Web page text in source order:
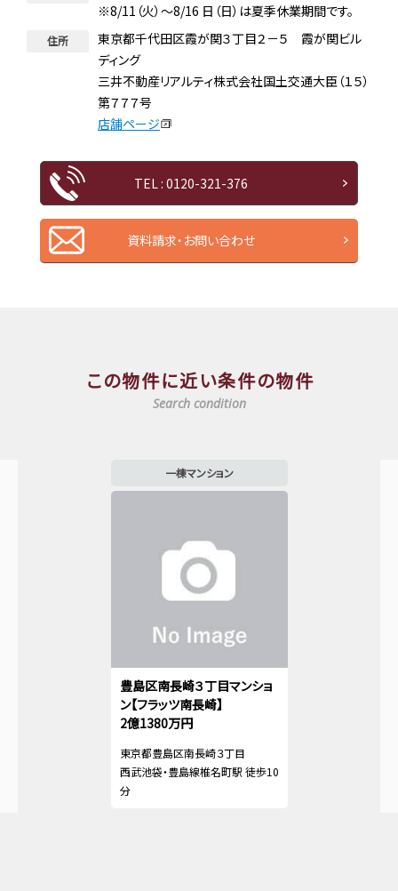
※8/11（火）～8/16 日（日）は夏季休業期間です。
住所
東京都千代田区霞が関３丁目２－５ 霞が関ビル
ディング
三井不動産リアルティ株式会社国土交通大臣（１５）
第７７７号
店舗ページ
TEL : 0120-321-376
資料請求・お問い合わせ
この物件に近い条件の物件
Search condition
一棟マンション
豊島区南長崎３丁目マンショ
ン【フラッツ南長崎】
2億1380万円
東京都豊島区南長崎３丁目
西武池袋・豊島線椎名町駅 徒歩10
分